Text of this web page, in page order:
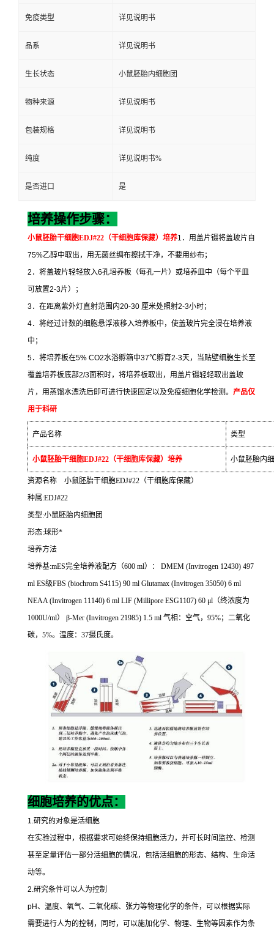
免疫类型 详见说明书
品系 详见说明书
生长状态 小鼠胚胎内细胞团
物种来源 详见说明书
包装规格 详见说明书
纯度 详见说明书%
是否进口 是
培养操作步骤：
小鼠胚胎干细胞EDJ#22 （干细胞库保藏）培养1 ．用盖片镊将盖玻片自
75%乙醇中取出，用无菌丝绸布擦拭干净，不要用纱布；
2 ．将盖玻片轻轻放入6孔培养板（每孔一片）或培养皿中（每个平皿
可放置2-3片）；
3．在距离紫外灯直射范围内20-30 厘米处照射2-3小时；
4．将经过计数的细胞悬浮液移入培养板中，使盖玻片完全浸在培养液
中；
5．将培养板在5% CO2水浴孵箱中37℃孵育2-3天，当贴壁细胞生长至
覆盖培养板底部2/3面积时，将培养板取出，用盖片镊轻轻取出盖玻
片，用蒸馏水漂洗后即可进行快速固定以及免疫细胞化学检测。 产品仅
用于科研
产品名称 类型
小鼠胚胎干细胞EDJ#22 （干细胞库保藏）培养 小鼠胚胎内
资源名称 小鼠胚胎干细胞EDJ#22 （干细胞库保藏）
种属:EDJ#22
类型:小鼠胚胎内细胞团
形态:球形*
培养方法
培养基:mES完全培养液配方（600 ml）：
DMEM (Invitrogen 12430) 497
ml ES级FBS (biochrom S4115) 90 ml Glutamax (Invitrogen 35050) 6 ml
NEAA (Invitrogen 11140) 6 ml LIF (Millipore ESG1107) 60 μl （终浓度为
1000U/ml） β-Mer (Invitrogen 21985) 1.5 ml 气相：空气， 95%；二氧化
碳， 5%。温度： 37摄氏度。
细胞培养的优点：
1.研究的对象是活细胞
在实验过程中，根据要求可始终保持细胞活力，并可长时间监控、检测
甚至定量评估一部分活细胞的情况，包括活细胞的形态、结构、生命活
动等。
2.研究条件可以人为控制
pH、温度、氧气、二氧化碳、张力等物理化学的条件，可以根据实际
需要进行人为的控制，同时，可以施加化学、物理、生物等因素作为条